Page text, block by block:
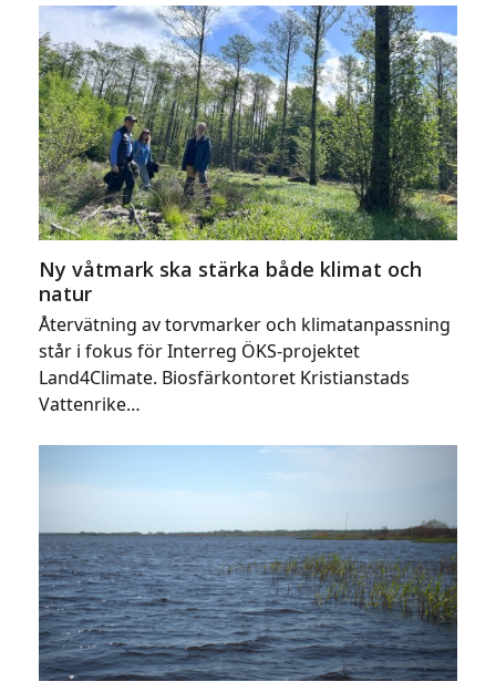
Ny våtmark ska stärka både klimat och
natur
Återvätning av torvmarker och klimatanpassning
står i fokus för Interreg ÖKS-projektet
Land4Climate. Biosfärkontoret Kristianstads
Vattenrike…